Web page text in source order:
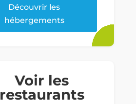
Découvrir les
hébergements
Voir les
restaurants